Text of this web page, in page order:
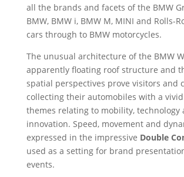
all the brands and facets of the BMW
BMW, BMW i, BMW M, MINI and Rolls-
cars through to BMW motorcycles.
The unusual architecture of the BMW
apparently floating roof structure and
spatial perspectives prove visitors and
collecting their automobiles with a
themes relating to mobility, technology
innovation. Speed, movement and
expressed in the impressive Double
used as a setting for brand
events.